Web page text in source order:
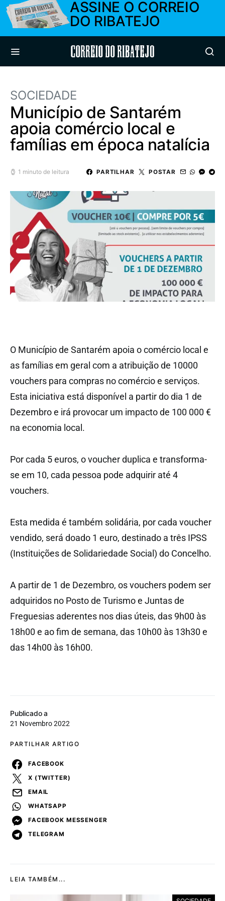
ASSINE O CORREIO
DO RIBATEJO
Correio do Ribatejo
SOCIEDADE
Município de Santarém
apoia comércio local e
famílias em época natalícia
1 minuto de leitura PARTILHAR POSTAR
Publicado a
21 Novembro 2022
PARTILHAR ARTIGO
FACEBOOK
X (TWITTER)
EMAIL
WHATSAPP
FACEBOOK MESSENGER
TELEGRAM
O Município de Santarém apoia o comércio local e
as famílias em geral com a atribuição de 10000
vouchers para compras no comércio e serviços.
Esta iniciativa está disponível a partir do dia 1 de
Dezembro e irá provocar um impacto de 100 000 €
na economia local.
Por cada 5 euros, o voucher duplica e transforma-
se em 10, cada pessoa pode adquirir até 4
vouchers.
Esta medida é também solidária, por cada voucher
vendido, será doado 1 euro, destinado a três IPSS
(Instituições de Solidariedade Social) do Concelho.
A partir de 1 de Dezembro, os vouchers podem ser
adquiridos no Posto de Turismo e Juntas de
Freguesias aderentes nos dias úteis, das 9h00 às
18h00 e ao fim de semana, das 10h00 às 13h30 e
das 14h00 às 16h00.
LEIA TAMBÉM...